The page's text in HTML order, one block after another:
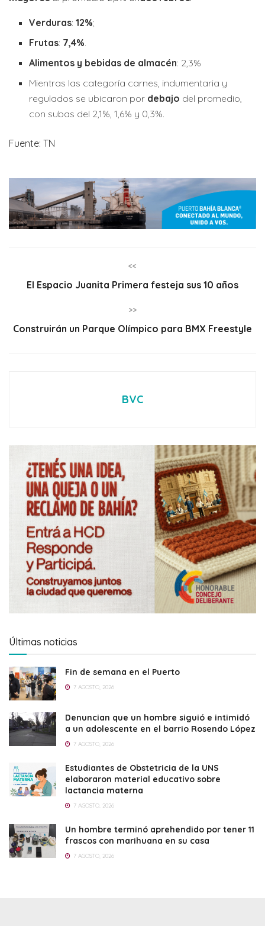
Verduras: 12%;
Frutas: 7,4%.
Alimentos y bebidas de almacén: 2,3%
Mientras las categoría carnes, indumentaria y
regulados se ubicaron por debajo del promedio,
con subas del 2,1%, 1,6% y 0,3%.
Fuente: TN
<<
El Espacio Juanita Primera festeja sus 10 años
>>
Construirán un Parque Olímpico para BMX Freestyle
BVC
Últimas noticias
Fin de semana en el Puerto
7 AGOSTO, 2026
Denuncian que un hombre siguió e intimidó
a un adolescente en el barrio Rosendo López
7 AGOSTO, 2026
Estudiantes de Obstetricia de la UNS
elaboraron material educativo sobre
lactancia materna
7 AGOSTO, 2026
Un hombre terminó aprehendido por tener 11
frascos con marihuana en su casa
7 AGOSTO, 2026